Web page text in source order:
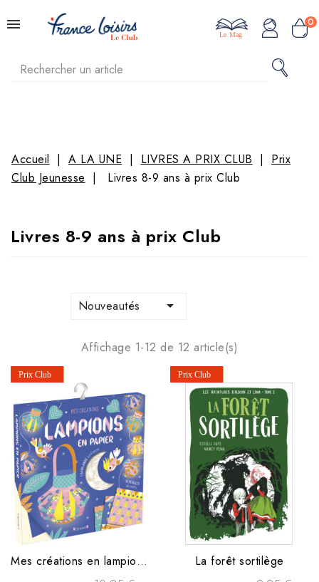
0
Le Mag
Accueil A LA UNE LIVRES A PRIX CLUB
Prix
Club Jeunesse
Livres 8-9 ans à prix Club
Livres 8-9 ans à prix Club
Nouveautés 
Affichage 1-12 de 12 article(s)
Mes créations en lampions en papier La forêt sortilège